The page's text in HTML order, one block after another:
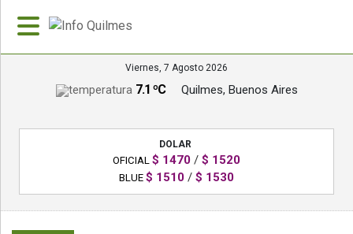
Viernes, 7 Agosto 2026
7.1 ºC Quilmes, Buenos Aires
DOLAR
OFICIAL $ 1470 / $ 1520
BLUE $ 1510 / $ 1530